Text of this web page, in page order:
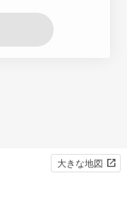
大きな地図